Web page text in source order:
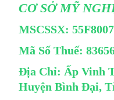
CƠ SỞ MỸ
MSCSSX:
Mã Số Thuế:
Địa Chỉ: Ấp Vinh
Huyện Bình Đại,